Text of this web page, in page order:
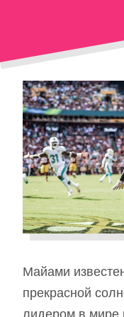
Майами
прекрасной